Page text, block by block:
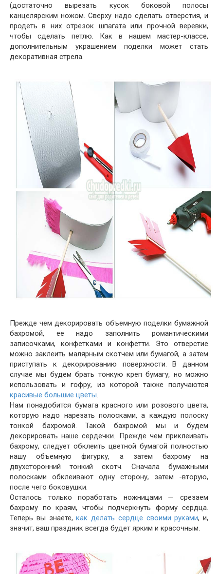
(достаточно вырезать кусок боковой полосы
канцелярским ножом. Сверху надо сделать отверстия, и
продеть в них отрезок шпагата или прочной веревки,
чтобы сделать петлю. Как в нашем мастер-классе,
дополнительным украшением поделки может стать
декоративная стрела.
Прежде чем декорировать объемную поделки бумажной
бахромой, ее надо заполнить романтическими
записочками, конфетками и конфетти. Это отверстие
можно заклеить малярным скотчем или бумагой, а затем
приступать к декорированию поверхности. В данном
случае мы будем брать тонкую креп бумагу, но можно
использовать и гофру, из которой также получаются
красивые большие цветы.
Нам понадобится бумага красного или розового цвета,
которую надо нарезать полосками, а каждую полоску
тонкой бахромой. Такой бахромой мы и будем
декорировать наше сердечки. Прежде чем приклеивать
бахрому, следует обклеить цветной бумагой полностью
нашу объемную фигурку, а затем бахрому на
двухсторонний тонкий скотч. Сначала бумажными
полосками обклеивают одну сторону, затем -вторую,
после чего боковушки.
Осталось только поработать ножницами — срезаем
бахрому по краям, чтобы подчеркнуть форму сердца.
Теперь вы знаете,как делать сердце своими руками, и,
значит, ваш праздник всегда будет ярким и красочным.